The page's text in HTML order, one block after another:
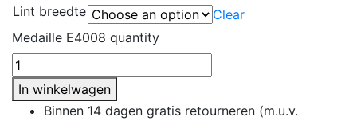
Lint breedte
Clear
Medaille E4008 quantity
In winkelwagen
Binnen 14 dagen gratis retourneren (m.u.v.